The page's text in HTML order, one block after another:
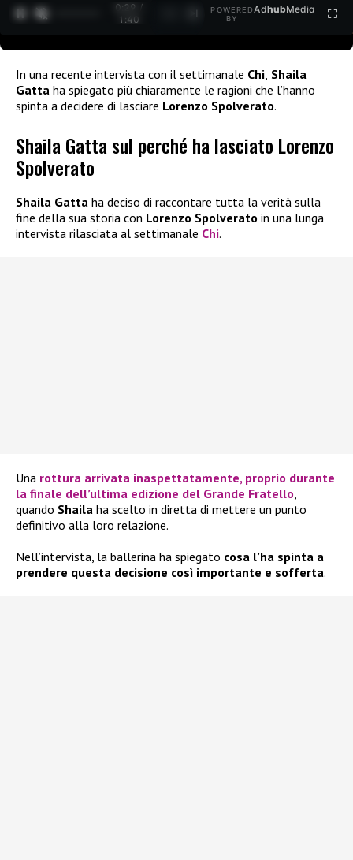
0:30 /
1:40
POWERED
BY
AdhubMedia
In una recente intervista con il settimanale Chi Shaila
Gatta ha spiegato più chiaramente le ragioni che l’hanno
spinta a decidere di lasciare Lorenzo Spolverato.
Shaila Gatta sul perché ha lasciato Lorenzo
Spolverato
Shaila Gatta ha deciso di raccontare tutta la verità sulla
fine della sua storia con Lorenzo Spolverato in una lunga
intervista rilasciata al settimanale Chi.
Una rottura arrivata inaspettatamente, proprio durante
la finale dell’ultima edizione del Grande Fratello,
quando Shaila ha scelto in diretta di mettere un punto
definitivo alla loro relazione.
Nell’intervista, la ballerina ha spiegato cosa l’ha spinta a
prendere questa decisione così importante e sofferta.